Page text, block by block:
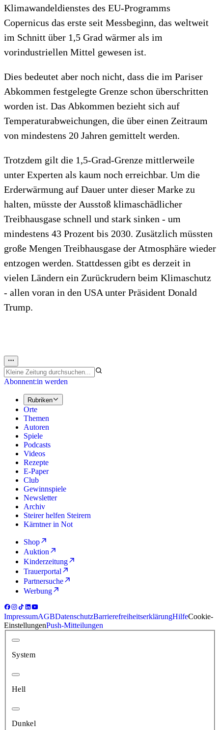
Klimawandeldienstes des EU-Programms
Copernicus das erste seit Messbeginn, das weltweit
im Schnitt über 1,5 Grad wärmer als im
vorindustriellen Mittel gewesen ist.
Dies bedeutet aber noch nicht, dass die im Pariser
Abkommen festgelegte Grenze schon überschritten
worden ist. Das Abkommen bezieht sich auf
Temperaturabweichungen, die über einen Zeitraum
von mindestens 20 Jahren gemittelt werden.
Trotzdem gilt die 1,5-Grad-Grenze mittlerweile
unter Experten als kaum noch erreichbar. Um die
Erderwärmung auf Dauer unter dieser Marke zu
halten, müsste der Ausstoß klimaschädlicher
Treibhausgase schnell und stark sinken - um
mindestens 43 Prozent bis 2030. Zusätzlich müssten
große Mengen Treibhausgase der Atmosphäre wieder
entzogen werden. Stattdessen gibt es derzeit in
vielen Ländern ein Zurückrudern beim Klimaschutz
- allen voran in den USA unter Präsident Donald
Trump.
Abonnent:in werden
Rubriken
Orte
Themen
Autoren
Spiele
Podcasts
Videos
Rezepte
E-Paper
Club
Gewinnspiele
Newsletter
Archiv
Steirer helfen Steirern
Kärntner in Not
Shop
Auktion
Kinderzeitung
Trauerportal
Partnersuche
Werbung
ImpressumAGBDatenschutzBarrierefreiheitserklärungHilfeCookie-
EinstellungenPush-Mitteilungen
System
Hell
Dunkel